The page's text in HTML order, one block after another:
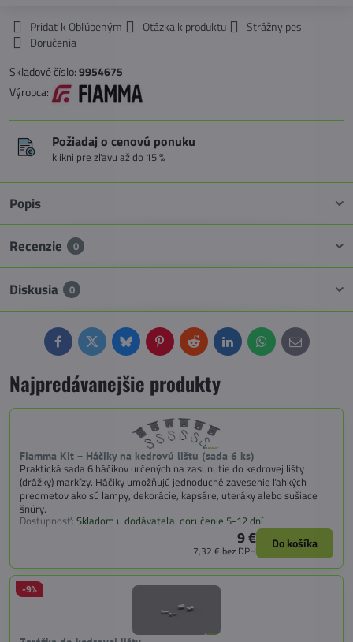
Pridať k Obľúbeným Otázka k produktu
Strážny pes
Doručenia
Skladové číslo:9954675
Výrobca:
Požiadaj o cenovú ponuku
klikni pre zľavu až do 15 %
Popis
Recenzie 0
Diskusia 0
FacebookTwitterBlueskyPinterestReddit LinkedInWhatsApp
E-
mail
Najpredávanejšie produkty
Fiamma Kit – Háčiky na kedrovú lištu (sada 6 ks)
Praktická sada 6 háčikov určených na zasunutie do kedrovej lišty
(drážky) markízy. Háčiky umožňujú jednoduché zavesenie ľahkých
predmetov ako sú lampy, dekorácie, kapsáre, uteráky alebo sušiace
šnúry.
Dostupnosť: Skladom u dodávateľa: doručenie 5-12 dní
9 €
7,32 € bez DPH Do košíka
-9%